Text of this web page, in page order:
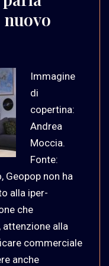
Immagine
di
copertina:
Andrea
Moccia.
Fonte:
Geopop non ha
alla iper-
che
attenzione alla
commerciale
anche